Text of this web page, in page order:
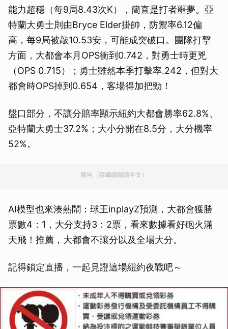
能力超穩（每9局8.43次K），簡直是打者噩夢。亞
特蘭大勇士則由Bryce Elder掛帥，防禦率6.12偏
高，每9局被敲10.53安，可能成突破口。團隊打擊
方面，大都會本月OPS衝到0.742，對勇士時更兇
（OPS 0.715）；勇士雖然本季打擊率.242，但對大
都會時OPS掉到0.654，客場得加把勁！
盤口部分，不讓分賠率顯示紐約大都會勝率62.8%、
亞特蘭大勇士37.2%；大小分開在8.5分，大分機率
52%。
廣告（請繼續閱讀本文）
AI模型也來湊熱鬧：球王inplayZ預測，大都會獲勝
票數4：1，大分支持3：2票，看來數據看好砲火滿
天飛！推薦，大都會不讓分以及全場大分。
記得鎖定直播，一起見證這場紐約夜戰吧～